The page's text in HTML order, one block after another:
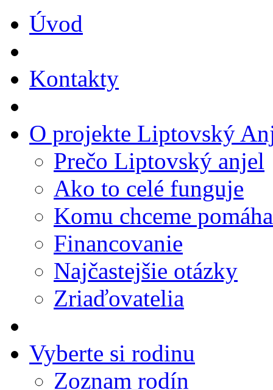
Úvod
Kontakty
O projekte Liptovský
Prečo Liptovský anjel
Ako to celé funguje
Komu chceme
Financovanie
Najčastejšie otázky
Zriaďovatelia
Vyberte si rodinu
Zoznam rodín